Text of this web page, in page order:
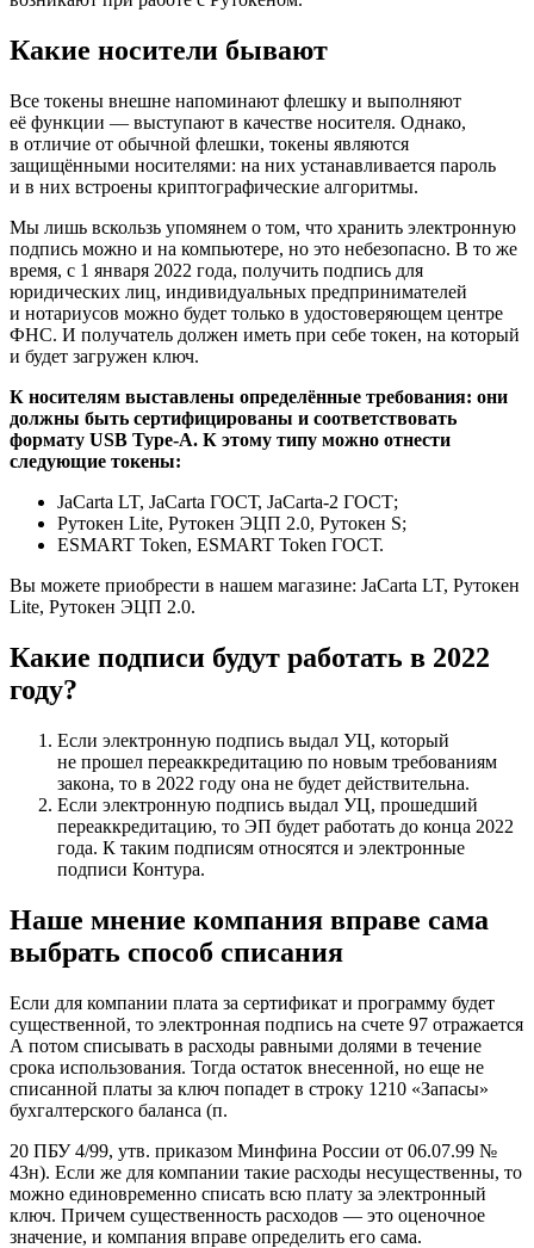
Какие носители бывают
Все токены внешне напоминают флешку и выполняют
её функции — выступают в качестве носителя. Однако,
в отличие от обычной флешки, токены являются
защищёнными носителями: на них устанавливается пароль
и в них встроены криптографические алгоритмы.
Мы лишь вскользь упомянем о том, что хранить электронную
подпись можно и на компьютере, но это небезопасно. В то же
время, с 1 января 2022 года, получить подпись для
юридических лиц, индивидуальных предпринимателей
и нотариусов можно будет только в удостоверяющем центре
ФНС. И получатель должен иметь при себе токен, на который
и будет загружен ключ.
К носителям выставлены определённые требования: они
должны быть сертифицированы и соответствовать
формату USB Type-A. К этому типу можно отнести
следующие токены:
JaCarta LT, JaCarta ГОСТ, JaCarta-2 ГОСТ;
Рутокен Lite, Рутокен ЭЦП 2.0, Рутокен S;
ESMART Token, ESMART Token ГОСТ.
Вы можете приобрести в нашем магазине: JaCarta LT, Рутокен
Lite, Рутокен ЭЦП 2.0.
Какие подписи будут работать в 2022
году?
Если электронную подпись выдал УЦ, который
не прошел переаккредитацию по новым требованиям
закона, то в 2022 году она не будет действительна.
Если электронную подпись выдал УЦ, прошедший
переаккредитацию, то ЭП будет работать до конца 2022
года. К таким подписям относятся и электронные
подписи Контура.
Наше мнение компания вправе сама
выбрать способ списания
Если для компании плата за сертификат и программу будет
существенной, то электронная подпись на счете 97 отражается
А потом списывать в расходы равными долями в течение
срока использования. Тогда остаток внесенной, но еще не
списанной платы за ключ попадет в строку 1210 «Запасы»
бухгалтерского баланса (п.
20 ПБУ 4/99, утв. приказом Минфина России от 06.07.99 №
43н). Если же для компании такие расходы несущественны, то
можно единовременно списать всю плату за электронный
ключ. Причем существенность расходов — это оценочное
значение, и компания вправе определить его сама.